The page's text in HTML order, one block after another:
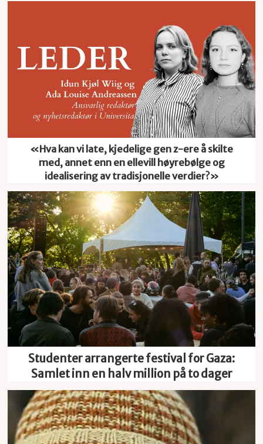
«Hva kan vi late, kjedelige gen z-ere å skilte
med, annet enn en ellevill høyrebølge og
idealisering av tradisjonelle verdier?»
Studenter arrangerte festival for Gaza:
Samlet inn en halv million på to dager